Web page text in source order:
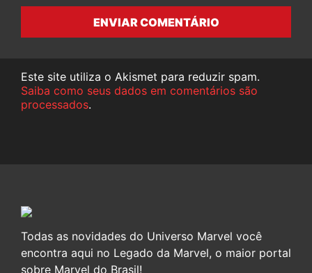
ENVIAR COMENTÁRIO
Este site utiliza o Akismet para reduzir spam.
Saiba como seus dados em comentários são
processados.
Todas as novidades do Universo Marvel você
encontra aqui no Legado da Marvel, o maior portal
sobre Marvel do Brasil!